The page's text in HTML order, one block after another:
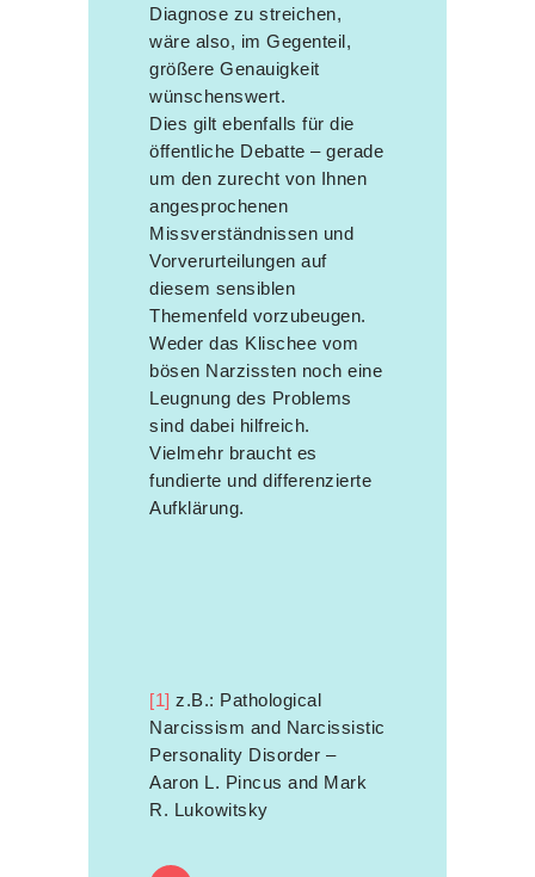
Diagnose zu streichen,
wäre also, im Gegenteil,
größere Genauigkeit
wünschenswert.
Dies gilt ebenfalls für die
öffentliche Debatte – gerade
um den zurecht von Ihnen
angesprochenen
Missverständnissen und
Vorverurteilungen auf
diesem sensiblen
Themenfeld vorzubeugen.
Weder das Klischee vom
bösen Narzissten noch eine
Leugnung des Problems
sind dabei hilfreich.
Vielmehr braucht es
fundierte und differenzierte
Aufklärung.
[1] z.B.: Pathological
Narcissism and Narcissistic
Personality Disorder –
Aaron L. Pincus and Mark
R. Lukowitsky